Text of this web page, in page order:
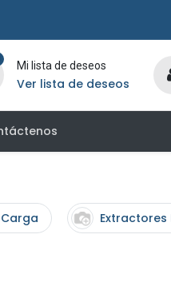
Mi lista de deseos
Ver lista de deseos
Extractores